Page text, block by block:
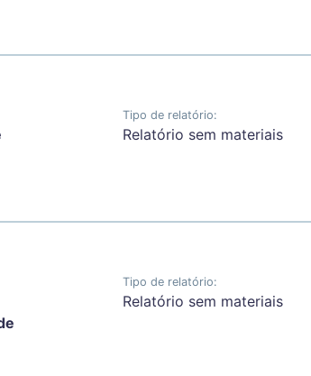
Tipo de relatório:
Relatório sem materiais
Tipo de relatório:
Relatório sem materiais